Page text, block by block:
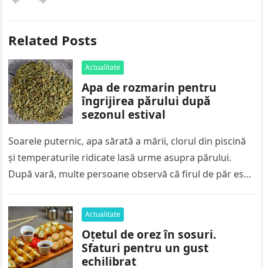
Related Posts
Actualitate
Apa de rozmarin pentru
îngrijirea părului după
sezonul estival
Soarele puternic, apa sărată a mării, clorul din piscină
și temperaturile ridicate lasă urme asupra părului.
După vară, multe persoane observă că firul de păr este
Actualitate
Oțetul de orez în sosuri.
Sfaturi pentru un gust
echilibrat